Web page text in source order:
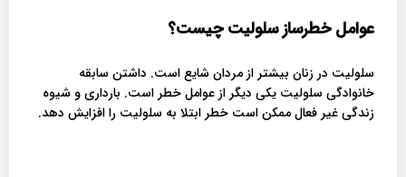
عوامل خطرساز سلولیت چیست؟
سلولیت در زنان بیشتر از مردان شایع است. داشتن سابقه
خانوادگی سلولیت یکی دیگر از عوامل خطر است. بارداری و شیوه
زندگی غیر فعال ممکن است خطر ابتلا به سلولیت را افزایش دهد.